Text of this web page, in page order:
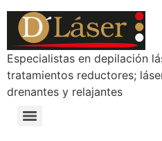
Especialistas en depilación
tratamientos reductores;
drenantes y relajantes